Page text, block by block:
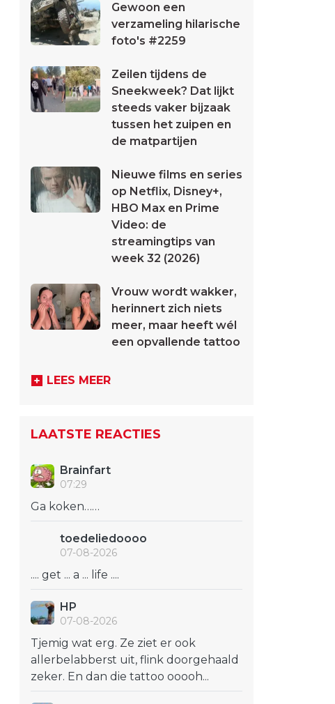
Gewoon een
verzameling hilarische
foto's #2259
Zeilen tijdens de
Sneekweek? Dat lijkt
steeds vaker bijzaak
tussen het zuipen en
de matpartijen
Nieuwe films en series
op Netflix, Disney+,
HBO Max en Prime
Video: de
streamingtips van
week 32 (2026)
Vrouw wordt wakker,
herinnert zich niets
meer, maar heeft wél
een opvallende tattoo
LEES MEER
LAATSTE REACTIES
Brainfart
07:29
Ga koken……
toedeliedoooo
07-08-2026
.... get ... a ... life ....
HP
07-08-2026
Tjemig wat erg. Ze ziet er ook
allerbelabberst uit, flink doorgehaald
zeker. En dan die tattoo ooooh...